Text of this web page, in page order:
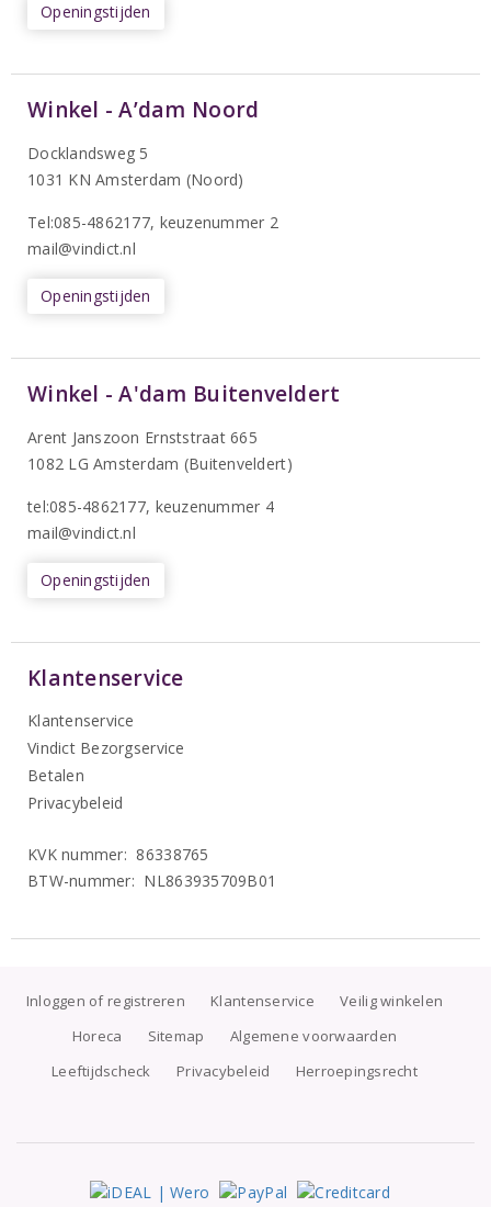
Openingstijden
Winkel - A’dam Noord
Docklandsweg 5
1031 KN Amsterdam (Noord)
Tel:085-4862177, keuzenummer 2
mail@vindict.nl
Openingstijden
Winkel - A'dam Buitenveldert
Arent Janszoon Ernststraat 665
1082 LG Amsterdam (Buitenveldert)
tel:085-4862177, keuzenummer 4
mail@vindict.nl
Openingstijden
Klantenservice
Klantenservice
Vindict Bezorgservice
Betalen
Privacybeleid
KVK nummer: 86338765
BTW-nummer: NL863935709B01
Inloggen of registreren Klantenservice
Veilig winkelen
Horeca
Sitemap
Algemene voorwaarden
Leeftijdscheck
Privacybeleid Herroepingsrecht